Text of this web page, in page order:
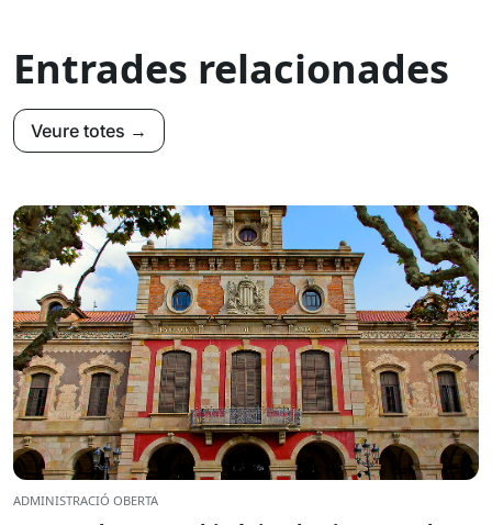
Entrades relacionades
Veure totes →
ADMINISTRACIÓ OBERTA